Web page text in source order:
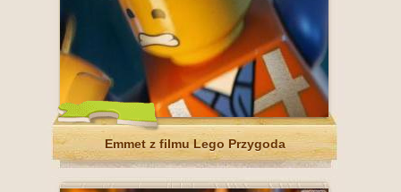
Emmet z filmu Lego Przygoda